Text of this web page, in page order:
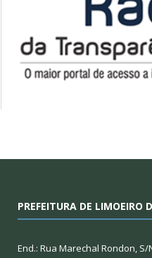
PREFEITURA DE LIMOEIRO
End.: Rua Marechal Rondon, S/